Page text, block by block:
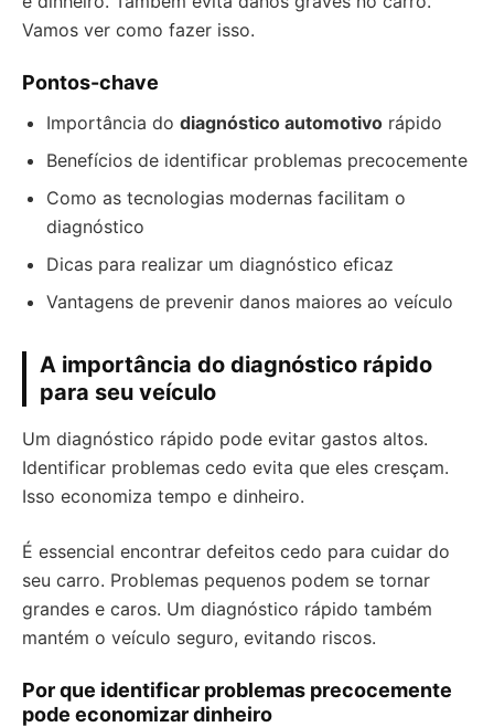
Vamos ver como fazer isso.
Pontos-chave
Importância do diagnóstico automotivo rápido
Benefícios de identificar problemas precocemente
Como as tecnologias modernas facilitam o
diagnóstico
Dicas para realizar um diagnóstico eficaz
Vantagens de prevenir danos maiores ao veículo
A importância do diagnóstico rápido
para seu veículo
Um diagnóstico rápido pode evitar gastos altos.
Identificar problemas cedo evita que eles cresçam.
Isso economiza tempo e dinheiro.
É essencial encontrar defeitos cedo para cuidar do
seu carro. Problemas pequenos podem se tornar
grandes e caros. Um diagnóstico rápido também
mantém o veículo seguro, evitando riscos.
Por que identificar problemas precocemente
pode economizar dinheiro